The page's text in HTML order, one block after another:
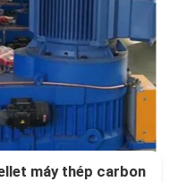
máy thép carbon